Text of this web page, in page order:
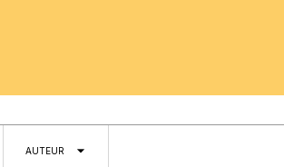
AUTEUR arrow_drop_down